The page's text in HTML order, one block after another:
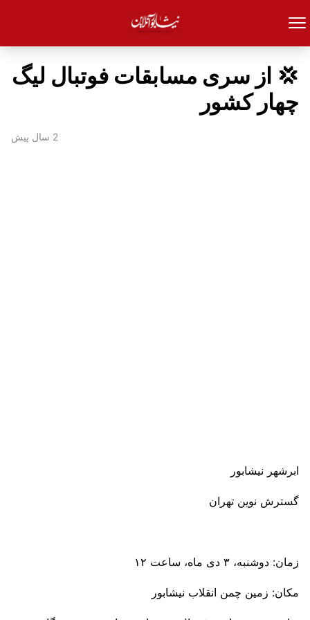
💢 از سری مسابقات فوتبال لیگ
چهار کشور
2 سال پیش
ابرشهر نیشابور
گسترش نوین تهران
زمان: دوشنبه، ۳ دی ماه، ساعت ۱۲
مکان: زمین چمن انقلاب نیشابور